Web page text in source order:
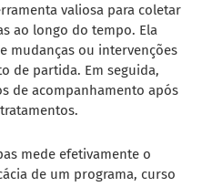
valiosa para coletar
ao longo do tempo. Ela
mudanças ou intervenções
de partida. Em seguida,
de acompanhamento após
mede efetivamente o
de um programa, curso